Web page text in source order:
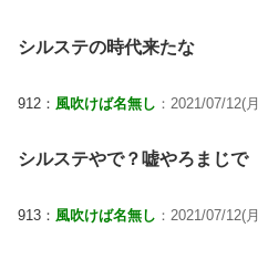
シルステの時代来たな
912： 風吹けば名無し ：2021/07/12(
シルステやで？嘘やろまじで
913： 風吹けば名無し ：2021/07/12(